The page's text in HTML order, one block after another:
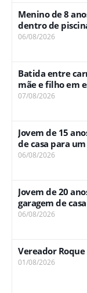
Menino de 8
dentro de
06/08/2026
Batida entre
mãe e filho em
07/08/2026
Jovem de 15
de casa para
06/08/2026
Jovem de 20
garagem de
06/08/2026
Vereador
01/08/2026